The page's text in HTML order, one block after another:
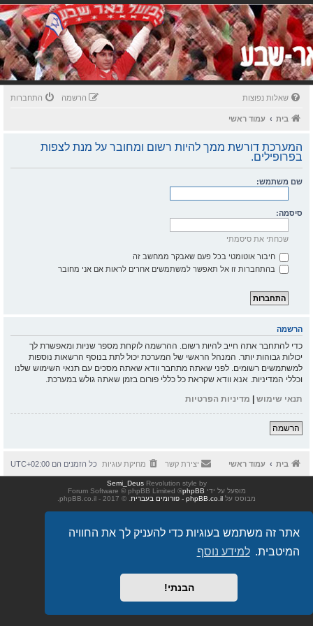
אתר זה משתמש בעוגיות כדי להעניק לך את החוויה
המיטבית. למידע נוסף
הבנתי!
שאלות נפוצות התחברות הרשמה
בית עמוד ראשי
המערכת דורשת ממך להיות רשום ומחובר על מנת לצפות
בפרופילים.
שם משתמש:
סיסמה:
שכחתי את סיסמתי
חיבור אוטומטי בכל פעם שאבקר ממחשב זה
בהתחברות זו אל תאפשר למשתמשים אחרים לראות אם אני מחובר
הרשמה
כדי להתחבר אתה חייב להיות רשום. ההרשמה לוקחת מספר שניות ומאפשרת לך
יכולות גבוהות יותר. המנהל הראשי של המערכת יכול לתת בנוסף הרשאות נוספות
למשתמשים רשומים. לפני שאתה מתחבר וודא שאתה מסכים עם תנאי השימוש שלנו
וכללי המדיניות. אנא וודא שקראת כל כללי פורום בזמן שאתה גולש במערכת.
תנאי שימוש | מדיניות הפרטיות
הרשמה
בית עמוד ראשי כל הזמנים הם UTC+02:00 מחיקת עוגיות יצירת קשר
Revolution style by
Semi_Deus
מופעל על ידי phpBB
® Forum Software © phpBB Limited
מבוסס על phpBB.co.il - פורומים בעברית . © 2017 - phpBB.co.il.